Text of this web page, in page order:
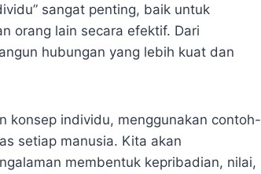
sangat penting, baik untuk
orang lain secara efektif. Dari
hubungan yang lebih kuat dan
konsep individu, menggunakan contoh-
setiap manusia. Kita akan
membentuk kepribadian, nilai,